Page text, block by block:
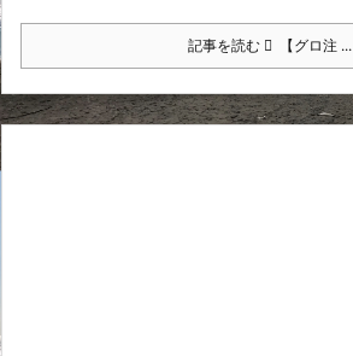
記事を読む 【グロ注 ...